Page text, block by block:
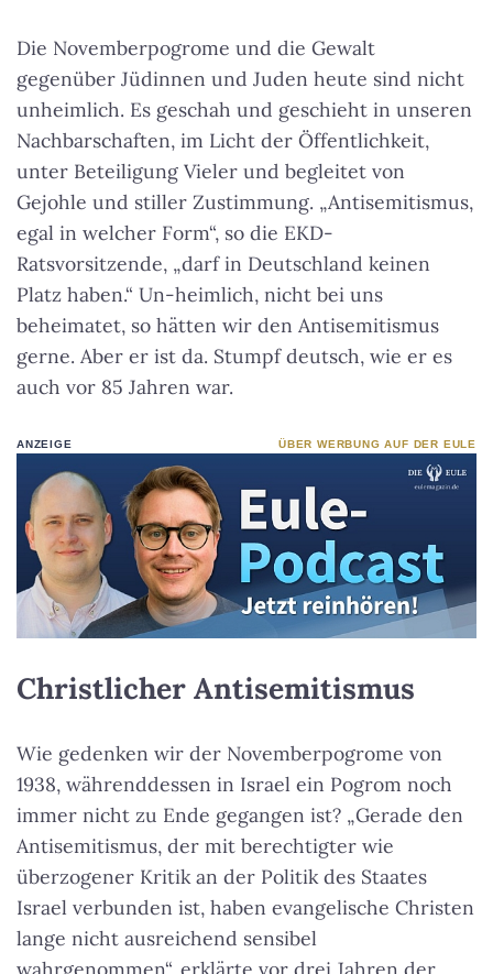
Die Novemberpogrome und die Gewalt
gegenüber Jüdinnen und Juden heute sind nicht
unheimlich. Es geschah und geschieht in unseren
Nachbarschaften, im Licht der Öffentlichkeit,
unter Beteiligung Vieler und begleitet von
Gejohle und stiller Zustimmung. „Antisemitismus,
egal in welcher Form“, so die EKD-
Ratsvorsitzende, „darf in Deutschland keinen
Platz haben.“ Un-heimlich, nicht bei uns
beheimatet, so hätten wir den Antisemitismus
gerne. Aber er ist da. Stumpf deutsch, wie er es
auch vor 85 Jahren war.
ANZEIGE ÜBER WERBUNG AUF DER EULE
Christlicher Antisemitismus
Wie gedenken wir der Novemberpogrome von
1938, währenddessen in Israel ein Pogrom noch
immer nicht zu Ende gegangen ist? „Gerade den
Antisemitismus, der mit berechtigter wie
überzogener Kritik an der Politik des Staates
Israel verbunden ist, haben evangelische Christen
lange nicht ausreichend sensibel
wahrgenommen“, erklärte vor drei Jahren der